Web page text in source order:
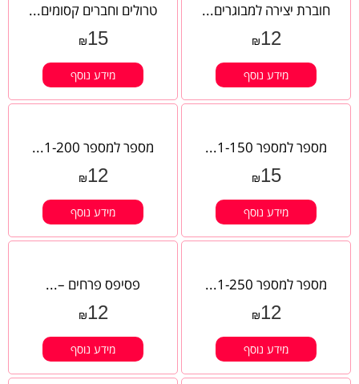
חוברת יצירה למבוגרים...
₪12
מידע נוסף
טרולים וחברים קסומים...
₪15
מידע נוסף
מספר למספר 1-150...
₪15
מידע נוסף
מספר למספר 1-200...
₪12
מידע נוסף
מספר למספר 1-250...
₪12
מידע נוסף
פסיפס פרחים –...
₪12
מידע נוסף